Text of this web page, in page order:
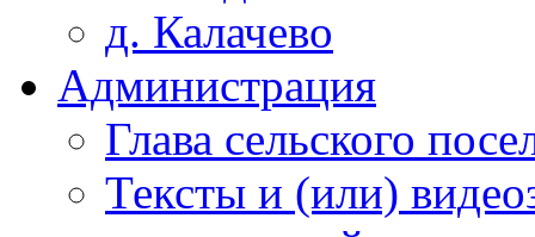
д. Калачево
Администрация
Глава сельского
Тексты и (или)